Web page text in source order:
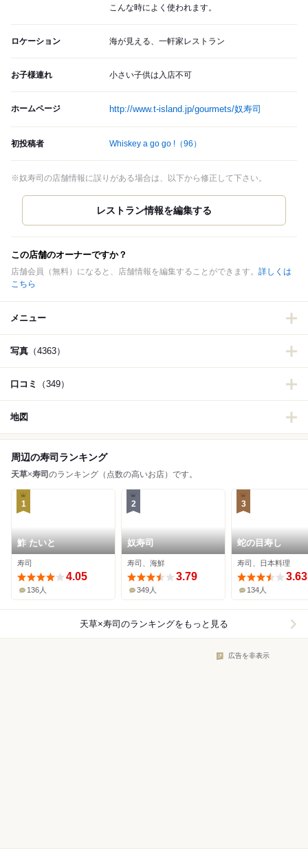
こんな時によく使われます。
ロケーション 海が見える、一軒家レストラン
お子様連れ 小さい子供は入店不可
ホームページ http://www.t-island.jp/gourmets/奴寿司
初投稿者 Whiskey a go go ! （96）
※奴寿司の店舗情報に誤りがある場合は、以下から修正して下さい。
この店舗のオーナーですか？
店舗会員（無料）になると、店舗情報を編集することができます。 詳しくは
こちら
メニュー
写真 （4363）
口コミ （349）
地図
周辺の寿司ランキング
天草×寿司 のランキング（点数の高いお店）です。
1
鮓 たいと
寿司
4.05
136人
2
奴寿司
寿司、海鮮
3.79
349人
3
蛇の目寿し
寿司、日本料理
3.63
134人
天草×寿司 のランキングをもっと見る
広告を非表示